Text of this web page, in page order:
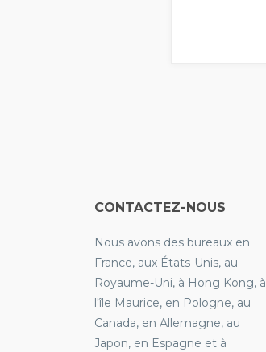
CONTACTEZ-NOUS
Nous avons des bureaux en
France, aux États-Unis, au
Royaume-Uni, à Hong Kong, à
l'île Maurice, en Pologne, au
Canada, en Allemagne, au
Japon, en Espagne et à